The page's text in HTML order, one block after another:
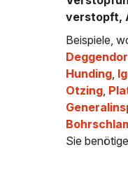
verstopft,
Beispiele,
Hunding,
Otzing,
Sie